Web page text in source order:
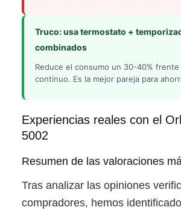
Truco: usa termostato +
combinados
Reduce el consumo un 30-40% frente
continuo. Es la mejor pareja para
Experiencias reales con el
5002
Resumen de las valoraciones
Tras analizar las opiniones
compradores, hemos identificado